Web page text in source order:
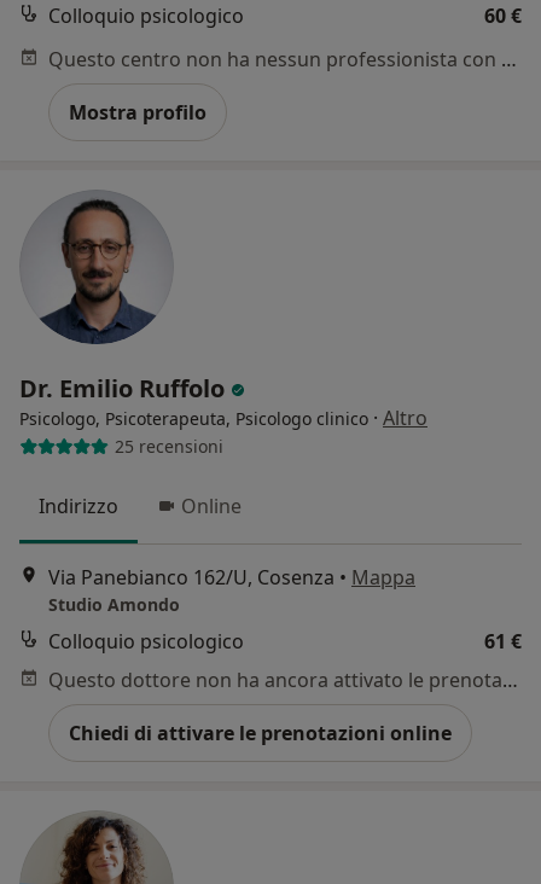
Colloquio psicologico
60 €
Questo centro non ha nessun professionista con date disponibili
Mostra profilo
Dr. Emilio Ruffolo
Psicologo, Psicoterapeuta, Psicologo clinico · Altro
25 recensioni
Indirizzo Online
Via Panebianco 162/U, Cosenza • Mappa
Studio Amondo
Colloquio psicologico
61 €
Questo dottore non ha ancora attivato le prenotazioni online presso questo indirizzo.
Chiedi di attivare le prenotazioni online